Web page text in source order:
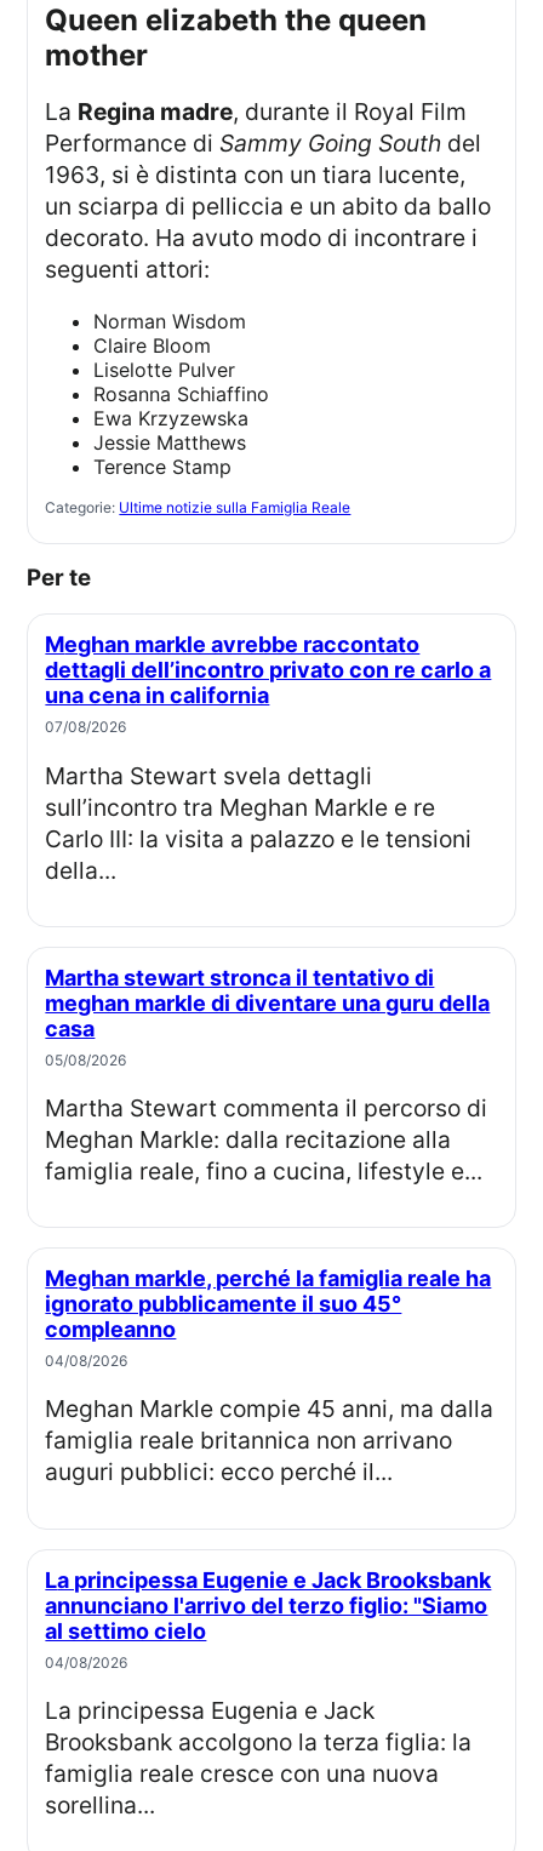
queen elizabeth the queen
mother
La Regina madre, durante il Royal Film
Performance di Sammy Going South del
1963, si è distinta con un tiara lucente,
un sciarpa di pelliccia e un abito da ballo
decorato. Ha avuto modo di incontrare i
seguenti attori:
Norman Wisdom
Claire Bloom
Liselotte Pulver
Rosanna Schiaffino
Ewa Krzyzewska
Jessie Matthews
Terence Stamp
Categorie: Ultime notizie sulla Famiglia Reale
Per te
Meghan markle avrebbe raccontato
dettagli dell’incontro privato con re carlo a
una cena in california
07/08/2026
Martha Stewart svela dettagli
sull’incontro tra Meghan Markle e re
Carlo III: la visita a palazzo e le tensioni
della...
Martha stewart stronca il tentativo di
meghan markle di diventare una guru della
casa
05/08/2026
Martha Stewart commenta il percorso di
Meghan Markle: dalla recitazione alla
famiglia reale, fino a cucina, lifestyle e...
Meghan markle, perché la famiglia reale ha
ignorato pubblicamente il suo 45°
compleanno
04/08/2026
Meghan Markle compie 45 anni, ma dalla
famiglia reale britannica non arrivano
auguri pubblici: ecco perché il...
La principessa Eugenie e Jack Brooksbank
annunciano l'arrivo del terzo figlio: "Siamo
al settimo cielo
04/08/2026
La principessa Eugenia e Jack
Brooksbank accolgono la terza figlia: la
famiglia reale cresce con una nuova
sorellina...